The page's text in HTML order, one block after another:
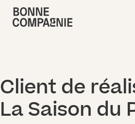
Client de
La Saison du